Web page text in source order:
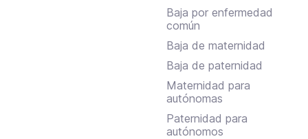
Baja por enfermedad
común
Baja de maternidad
Baja de paternidad
Maternidad para
autónomas
Paternidad para
autónomos